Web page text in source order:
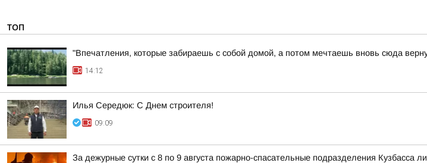
ТОП
"Впечатления, которые забираешь с собой домой, а потом мечтаешь вновь сюда
14:12
Илья Середюк: С Днем строителя!
09:09
За дежурные сутки с 8 по 9 августа пожарно-спасательные подразделения Кузбасса